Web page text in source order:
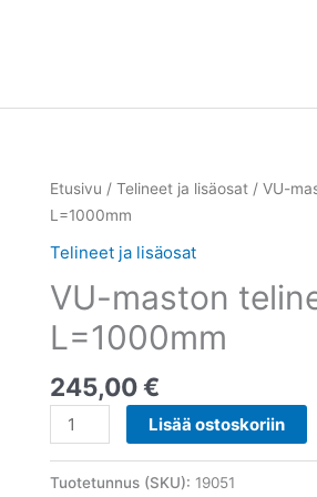
Etusivu / Telineet ja lisäosat / VU-
L=1000mm
Telineet ja lisäosat
VU-maston
L=1000mm
245,00€
VU-
maston
teline
L=1000mm
määrä
Lisää ostoskoriin
Tuotetunnus (SKU): 19051